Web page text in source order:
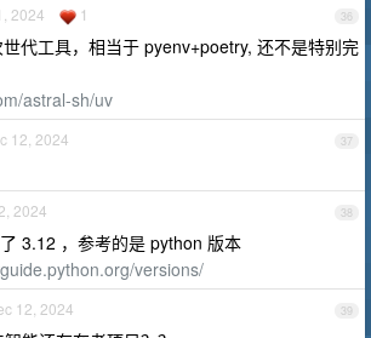
36
2024 1
代工具，相当于 pyenv+poetry, 还不是特别完
astral-sh/uv
37
12, 2024
38
2024
3.12 ，参考的是 python 版本
versions/
39
12, 2024